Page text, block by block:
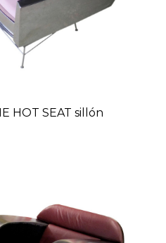
HOT SEAT sillón